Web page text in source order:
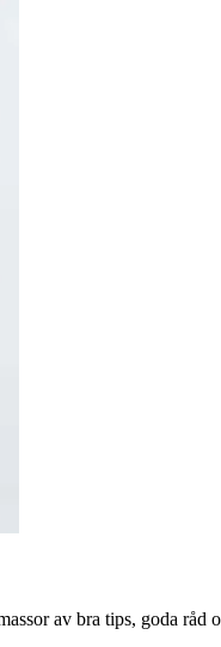
av bra tips, goda